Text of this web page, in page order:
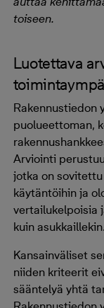
toiseen.
Luotettava
Rakennustiedon
puolueettoman,
Arviointi
jotka on
käytäntöihin ja
vertailukelpoisia
kuin asukkaillekin.
Kansainväliset
niiden kriteerit
sääntelyä yhtä